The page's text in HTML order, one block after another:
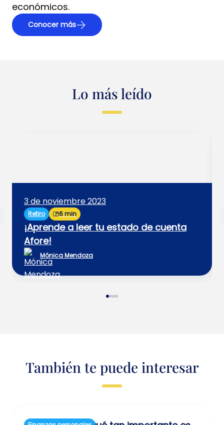
económicos.
Conocer más
Lo más leído
3 de noviembre 2023
Retiro 6 min
¡Aprende a leer tu estado de cuenta
Afore!
Mónica Mendoza
También te puede interesar